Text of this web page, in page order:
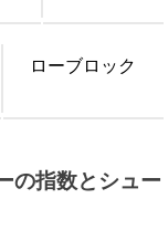
ローブロック
の指数とシュー